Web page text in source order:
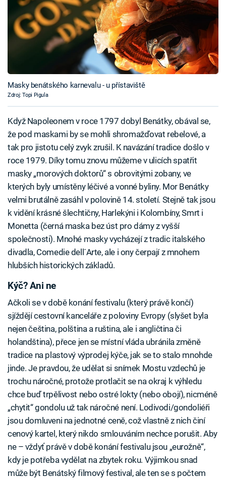
Masky benátského karnevalu - u přístaviště
Zdroj: Topi Pigula
Když Napoleonem v roce 1797 dobyl Benátky, obával se,
že pod maskami by se mohli shromažďovat rebelové, a
tak pro jistotu celý zvyk zrušil. K navázání tradice došlo v
roce 1979. Díky tomu znovu můžeme v ulicích spatřit
masky „morových doktorů“ s obrovitými zobany, ve
kterých byly umístěny léčivé a vonné byliny. Mor Benátky
velmi brutálně zasáhl v polovině 14. století. Stejně tak jsou
k vidění krásné šlechtičny, Harlekýni i Kolombíny, Smrt i
Monetta (černá maska bez úst pro dámy z vyšší
společnosti). Mnohé masky vycházejí z tradic italského
divadla, Comedie dell´Arte, ale i ony čerpají z mnohem
hlubších historických základů.
Kýč? Ani ne
Ačkoli se v době konání festivalu (který právě končí)
sjíždějí cestovní kanceláře z poloviny Evropy (slyšet byla
nejen čeština, polština a ruština, ale i angličtina či
holandština), přece jen se místní vláda ubránila změně
tradice na plastový výprodej kýče, jak se to stalo mnohde
jinde. Je pravdou, že udělat si snímek Mostu vzdechů je
trochu náročné, protože protlačit se na okraj k výhledu
chce buď trpělivost nebo ostré lokty (nebo obojí), nicméně
„chytit“ gondolu už tak náročné není. Lodivodi/gondoliéři
jsou domluveni na jednotné ceně, což vlastně z nich činí
cenový kartel, který nikdo smlouváním nechce porušit. Aby
ne – vždyť právě v době konání festivalu jsou „eurožně“,
kdy je potřeba vydělat na zbytek roku. Výjimkou snad
může být Benátský filmový festival, ale ten se s počtem